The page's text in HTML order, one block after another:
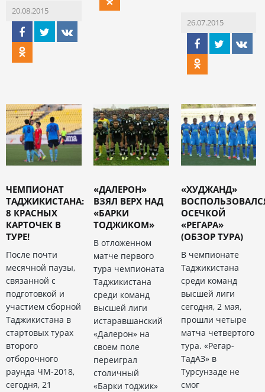
20.08.2015
26.07.2015
ЧЕМПИОНАТ
ТАДЖИКИСТАНА:
8 КРАСНЫХ
КАРТОЧЕК В
ТУРЕ!
После почти
месячной паузы,
связанной с
подготовкой и
участием сборной
Таджикистана в
стартовых турах
второго
отборочного
раунда ЧМ-2018,
сегодня, 21
«ДАЛЕРОН»
ВЗЯЛ ВЕРХ НАД
«БАРКИ
ТОДЖИКОМ»
В отложенном
матче первого
тура чемпионата
Таджикистана
среди команд
высшей лиги
истаравшанский
«Далерон» на
своем поле
переиграл
столичный
«Барки тоджик»
«ХУДЖАНД»
ОСЕЧКОЙ
«РЕГАРА»
(ОБЗОР ТУРА)
В чемпионате
Таджикистана
среди команд
высшей лиги
сегодня, 2 мая,
прошли четыре
матча четвертого
тура. «Регар-
ТадАЗ» в
Турсунзаде не
смог